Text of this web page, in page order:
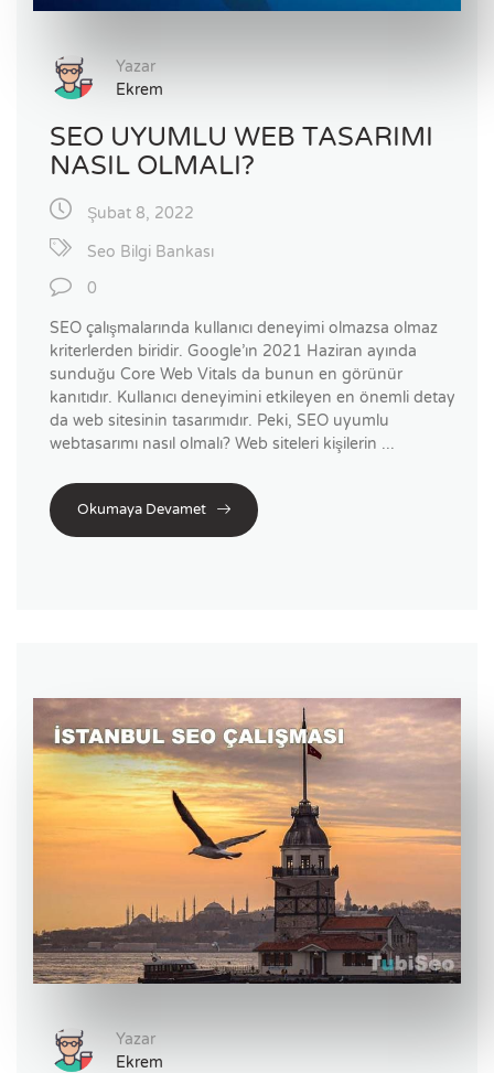
Yazar
Ekrem
SEO UYUMLU WEB TASARIMI
NASIL OLMALI?
Şubat 8, 2022
Seo Bilgi Bankası
0
SEO çalışmalarında kullanıcı deneyimi olmazsa olmaz
kriterlerden biridir. Google’ın 2021 Haziran ayında
sunduğu Core Web Vitals da bunun en görünür
kanıtıdır. Kullanıcı deneyimini etkileyen en önemli detay
da web sitesinin tasarımıdır. Peki, SEO uyumlu
webtasarımı nasıl olmalı? Web siteleri kişilerin ...
Okumaya Devamet
Yazar
Ekrem